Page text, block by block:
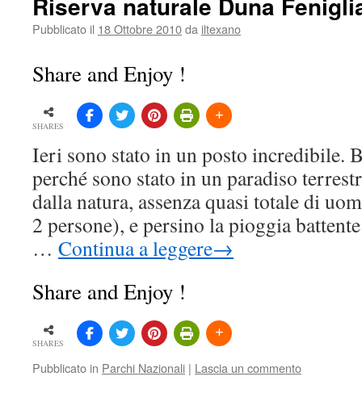
Pubblicato il 18 Ottobre 2010da iltexano
Share and Enjoy !
SHARES
Ieri sono stato in un posto incredibile.
perché sono stato in un paradiso
dalla natura, assenza quasi totale di
2 persone), e persino la pioggia
… Continua a leggere→
Share and Enjoy !
SHARES
Pubblicato in Parchi Nazionali | Lascia un commento